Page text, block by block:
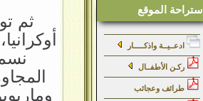
ثم
استراحة الموقع
ادعــيــة واذكـــــار
ركـن الأطفــال
طرائف وعجائب